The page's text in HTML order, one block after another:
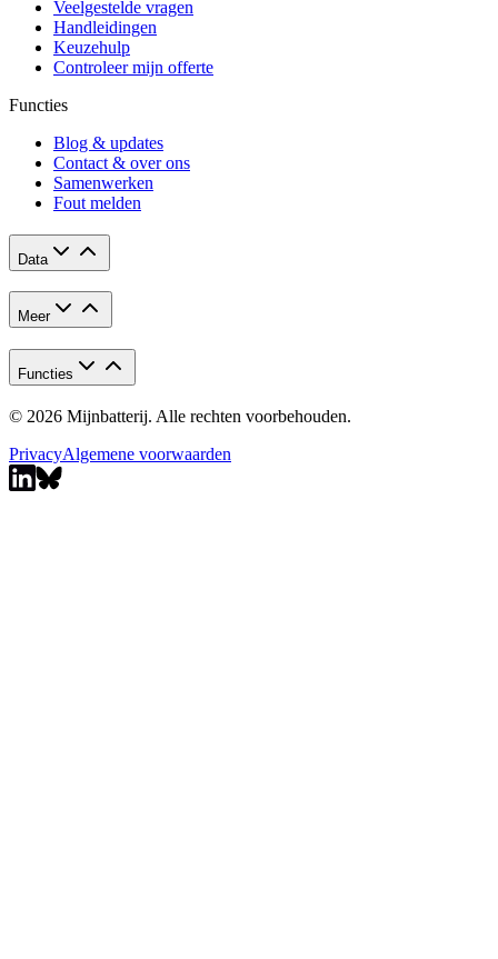
Veelgestelde vragen
Handleidingen
Keuzehulp
Controleer mijn offerte
Functies
Blog & updates
Contact & over ons
Samenwerken
Fout melden
Data
Meer
Functies
© 2026 Mijnbatterij. Alle rechten voorbehouden.
PrivacyAlgemene voorwaarden